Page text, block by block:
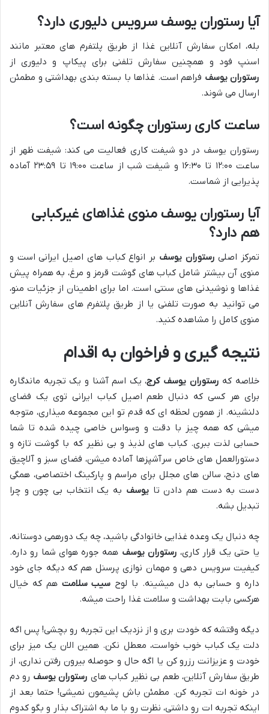
آیا رستوران یوسف سرویس دلیوری دارد؟
بله، امکان سفارش آنلاین غذا از طریق پلتفرم های معتبر مانند
اسنپ فود و همچنین سفارش تلفنی برای پیکاپ و دلیوری از
رستوران یوسف فراهم است. غذاها با بسته بندی بهداشتی و مطمئن
ارسال می شوند.
ساعت کاری رستوران چگونه است؟
رستوران یوسف در دو شیفت کاری فعالیت می کند: شیفت ظهر از
ساعت ۱۲:۰۰ تا ۱۶:۳۰ و شیفت شب از ساعت ۱۹:۰۰ تا ۲۳:۵۹ آماده
پذیرایی از شماست.
آیا رستوران یوسف منوی غذاهای غیرکبابی
هم دارد؟
تمرکز اصلی رستوران یوسف بر انواع کباب های اصیل ایرانی است و
منوی آن بیشتر شامل کباب های گوشت قرمز و مرغ، به همراه پیش
غذاها و نوشیدنی های سنتی است. اما برای اطمینان از جزئیات منو،
می توانید به صورت تلفنی یا از طریق پلتفرم های سفارش آنلاین
منوی کامل را مشاهده کنید.
نتیجه گیری و فراخوان به اقدام
خلاصه که رستوران یوسف کرج، یک اسم آشنا و یک تجربه ماندگاره
برای هر کسی که دنبال طعم اصیل کباب ایرانی توی یک فضای
دلنشینه. از همون لحظه ای که قدم تو این مجموعه میذاری، متوجه
میشی که همه چیز با دقت و وسواس خاصی چیده شده تا شما
حسابی لذت ببری. کباب های لذیذ و بی نظیر که با گوشت تازه و
دستورالعمل های خاص سرآشپزها آماده میشن، فضای سبز و آلاچیق
های دنج، سالن های مجلل برای مراسم و پارکینگ اختصاصی، همگی
دست به دست هم دادن تایوسف به یک انتخاب بی چون و چرا
تبدیل بشه.
چه دنبال یک وعده غذایی خانوادگی باشید، چه یک دورهمی دوستانه،
یا حتی یک قرار کاری، رستوران یوسف همه جوره هوای شما رو داره.
کیفیت سرویس دهی و مهمان نوازی پرسنل هم که دیگه جای خود
داره و حسابی به دل میشینه. با لوح سیب سلامت هم که خیال
هرکسی بابت بهداشت و سلامت غذا راحت میشه.
دیگه وقتشه که خودت بری و از نزدیک این تجربه رو بچشی! پس اگه
دلت یک کباب خوب خواست، معطل نکن. همین الان یک میز برای
خودت و عزیزانت رزرو کن یا اگه حال و حوصله بیرون رفتن نداری، از
طریق سفارش آنلاین، طعم بی نظیر کباب های رستوران یوسف رو دم
در خونه ات تجربه کن. مطمئن باش پشیمون نمیشی! حتما بعد از
اینکه تجربه ات رو داشتی، نظرت رو با ما به اشتراک بذار و بگو کدوم